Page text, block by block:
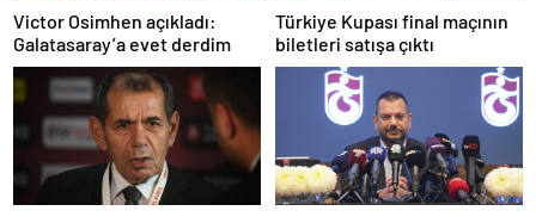
Victor Osimhen açıkladı:
Galatasaray’a evet derdim
Türkiye Kupası final maçının
biletleri satışa çıktı